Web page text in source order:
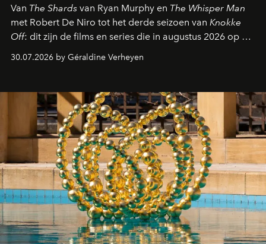
Van The Shards van Ryan Murphy en The Whisper Man
met Robert De Niro tot het derde seizoen van Knokke
Off: dit zijn de films en series die in augustus 2026 op de
30.07.2026 by Géraldine Verheyen